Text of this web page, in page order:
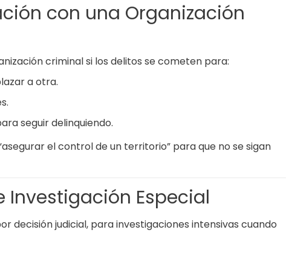
con una Organización
criminal si los delitos se cometen para:
a otra.
seguir delinquiendo.
el control de un territorio” para que no se sigan
Investigación Especial
decisión judicial, para investigaciones intensivas cuando